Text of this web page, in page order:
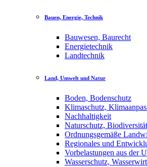
Bauen, Energie, Technik
Bauwesen, Baurecht
Energietechnik
Landtechnik
Land, Umwelt und Natur
Boden, Bodenschutz
Klimaschutz,
Nachhaltigkeit
Naturschutz, Biodiversität
Ordnungsgemäße
Regionales und
Vorbelastungen aus der
Wasserschutz,